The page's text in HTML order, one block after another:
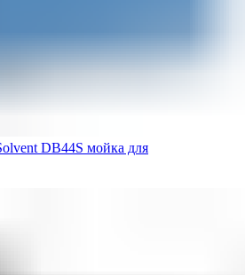
DB44S мойка для